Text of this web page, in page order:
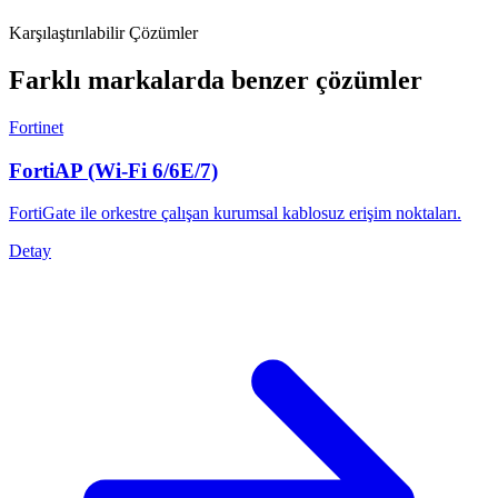
Karşılaştırılabilir Çözümler
Farklı markalarda benzer çözümler
Fortinet
FortiAP (Wi-Fi 6/6E/7)
FortiGate ile orkestre çalışan kurumsal kablosuz erişim noktaları.
Detay